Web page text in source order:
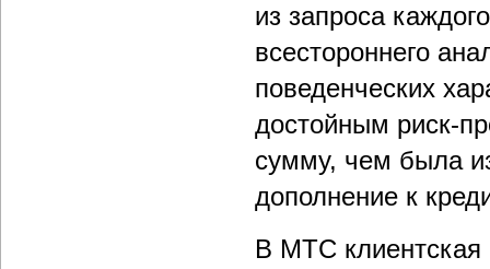
из запроса
всестороннего
поведенческих
достойным риск-
сумму, чем была
дополнение к
В МТС клиентская